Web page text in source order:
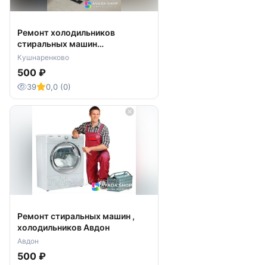
Ремонт холодильников
стиральных машин
Кушнаренково
Кушнаренково
500 ₽
39 0,0 (0)
Ремонт стиральных машин ,
холодильников Авдон
Авдон
500 ₽